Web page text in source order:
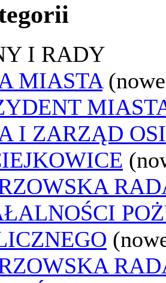
I RADY
MIASTA
I ZARZĄD